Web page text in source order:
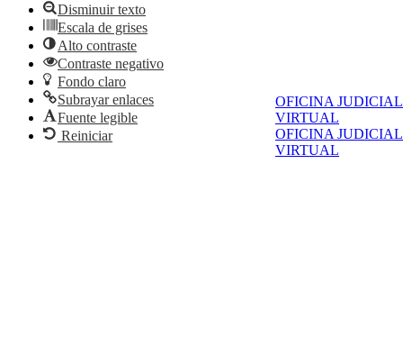
OFICINA JUDICIAL
VIRTUAL
OFICINA JUDICIAL
VIRTUAL
Disminuir texto
Escala de grises
Alto contraste
Contraste negativo
Fondo claro
Subrayar enlaces
Fuente legible
Reiniciar